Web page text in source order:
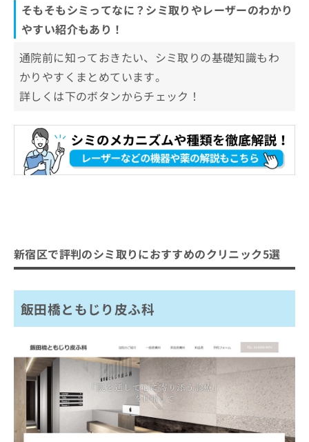
そもそもシミってなに？シミ取りやレーザーのわかり
やすい紹介もあり！
通院前に知っておきたい、シミ取りの基礎知識もわ
かりやすくまとめています。
詳しくは下のボタンからチェック！
新宿区で評判のシミ取りにおすすめのクリニック5選
飯田橋ともじり皮ふ科